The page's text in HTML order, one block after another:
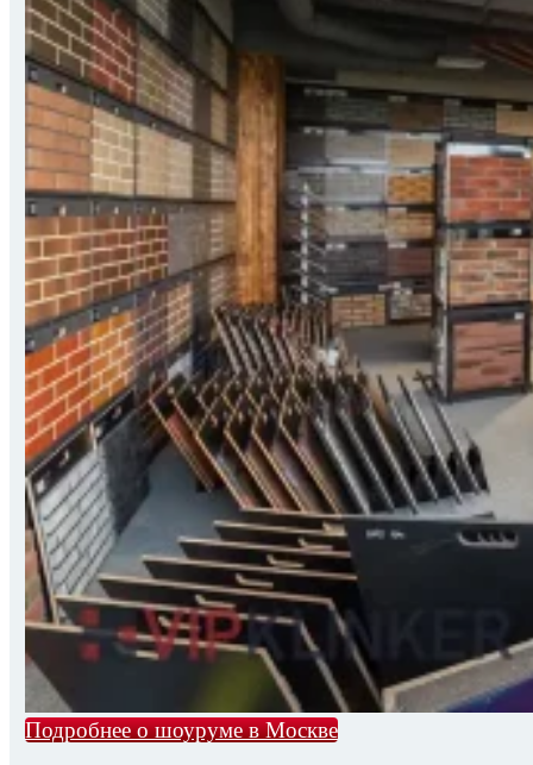
Подробнее о шоуруме в Москве